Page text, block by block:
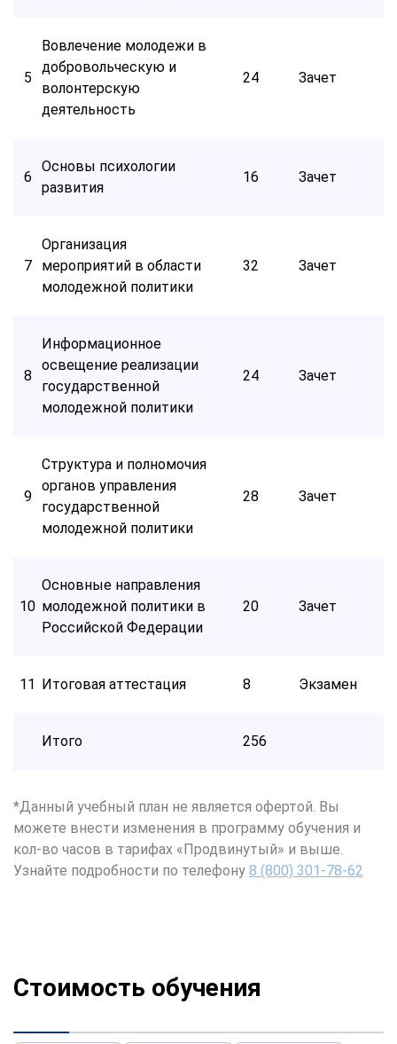
5
Вовлечение молодежи в
добровольческую и
волонтерскую
деятельность
24 Зачет
6
Основы психологии
развития
16 Зачет
7
Организация
мероприятий в области
молодежной политики
32 Зачет
8
Информационное
освещение реализации
государственной
молодежной политики
24 Зачет
9
Структура и полномочия
органов управления
государственной
молодежной политики
28 Зачет
10
Основные направления
молодежной политики в
Российской Федерации
20 Зачет
11 Итоговая аттестация 8 Экзамен
Итого 256
*Данный учебный план не является офертой. Вы
можете внести изменения в программу обучения и
кол-во часов в тарифах «Продвинутый» и выше.
Узнайте подробности по телефону 8 (800) 301-78-62
Стоимость обучения